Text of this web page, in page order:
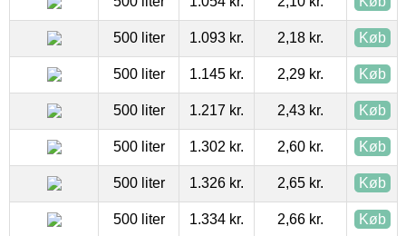
500 liter 1.093 kr. 2,18 kr. Køb
500 liter 1.145 kr. 2,29 kr. Køb
500 liter 1.217 kr. 2,43 kr. Køb
500 liter 1.302 kr. 2,60 kr. Køb
500 liter 1.326 kr. 2,65 kr. Køb
500 liter 1.334 kr. 2,66 kr. Køb